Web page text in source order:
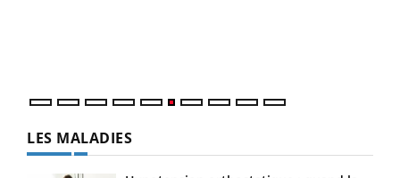
LES MALADIES